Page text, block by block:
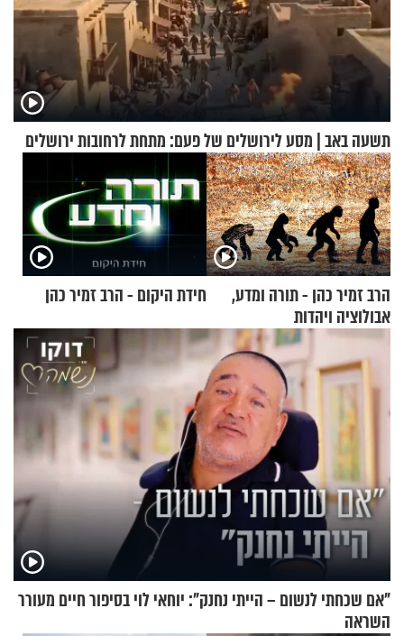
תשעה באב | מסע לירושלים של פעם: מתחת לרחובות ירושלים
הרב זמיר כהן - תורה ומדע,
אבולוציה ויהדות
חידת היקום - הרב זמיר כהן
"אם שכחתי לנשום – הייתי נחנק": יוחאי לוי בסיפור חיים מעורר
השראה